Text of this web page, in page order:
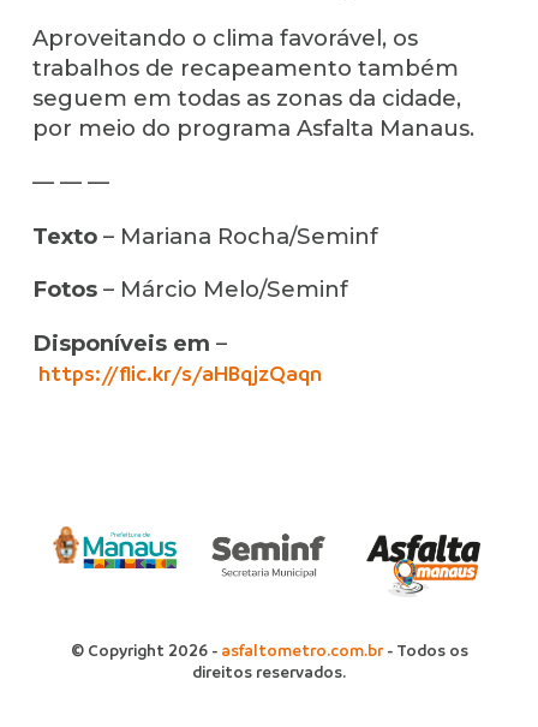
Aproveitando o clima favorável, os
trabalhos de recapeamento também
seguem em todas as zonas da cidade,
por meio do programa Asfalta Manaus.
— — —
Texto– Mariana Rocha/Seminf
Fotos– Márcio Melo/Seminf
Disponíveis em –
https://flic.kr/s/aHBqjzQaqn
© Copyright 2026 - asfaltometro.com.br- Todos os
direitos reservados.